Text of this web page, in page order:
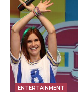
ENTERTAINMENT